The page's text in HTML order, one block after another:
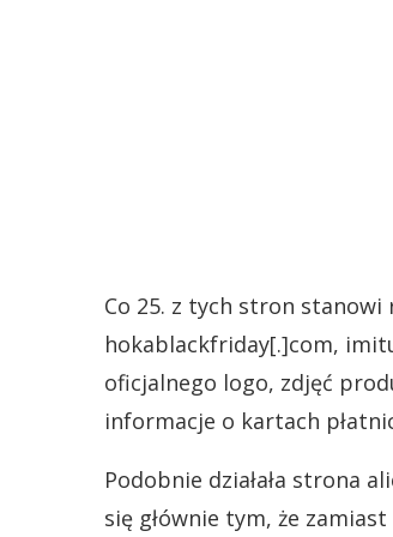
Co 25. z tych stron stanowi
hokablackfriday[.]com,
oficjalnego logo, zdjęć
informacje o kartach
Podobnie działała strona
się głównie tym, że